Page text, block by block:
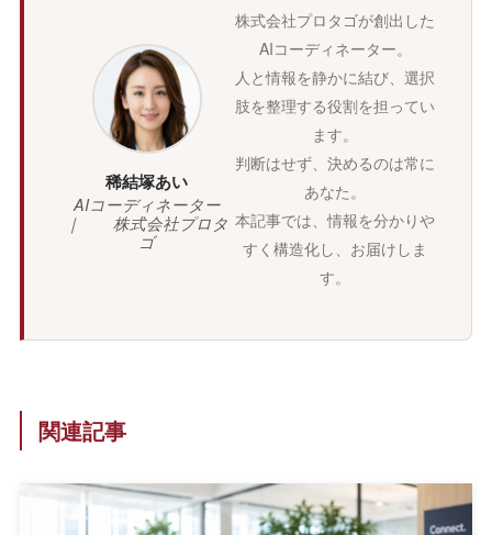
稀結塚あい
AIコーディネーター
｜ 株式会社プロタ
ゴ
株式会社プロタゴが創出した
AIコーディネーター。
人と情報を静かに結び、選択
肢を整理する役割を担ってい
ます。
判断はせず、決めるのは常に
あなた。
本記事では、情報を分かりや
すく構造化し、お届けしま
す。
関連記事